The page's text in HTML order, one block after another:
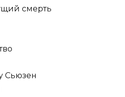
смерть
Сьюзен